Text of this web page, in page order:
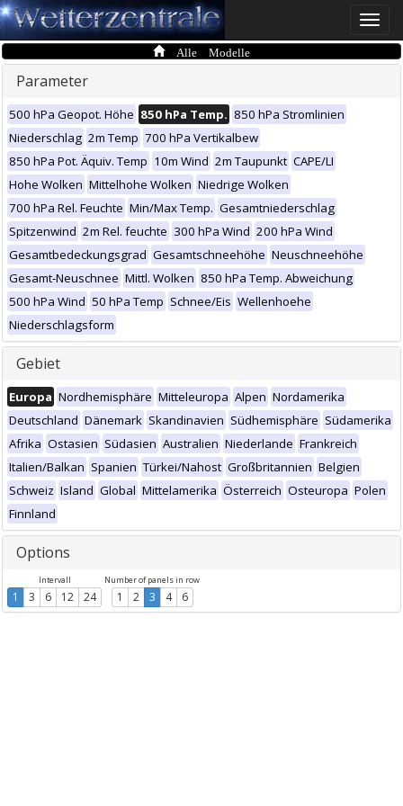
Toggle
Alle Modelle
Parameter
500 hPa Geopot. Höhe 850 hPa Temp. 850 hPa Stromlinien
Niederschlag 2m Temp 700 hPa Vertikalbew
850 hPa Pot. Äquiv. Temp 10m Wind 2m Taupunkt CAPE/LI
Hohe Wolken Mittelhohe Wolken Niedrige Wolken
700 hPa Rel. Feuchte Min/Max Temp. Gesamtniederschlag
Spitzenwind 2m Rel. feuchte 300 hPa Wind 200 hPa Wind
Gesamtbedeckungsgrad Gesamtschneehöhe Neuschneehöhe
Gesamt-Neuschnee Mittl. Wolken 850 hPa Temp. Abweichung
500 hPa Wind 50 hPa Temp Schnee/Eis Wellenhoehe
Niederschlagsform
Gebiet
Europa Nordhemisphäre Mitteleuropa Alpen Nordamerika
Deutschland Dänemark Skandinavien Südhemisphäre Südamerika
Afrika Ostasien Südasien Australien Niederlande Frankreich
Italien/Balkan Spanien Türkei/Nahost Großbritannien Belgien
Schweiz Island Global Mittelamerika Österreich Osteuropa Polen
Finnland
Options
Intervall
1 3 6 12 24
Number of panels in row
1 2 3 4 6